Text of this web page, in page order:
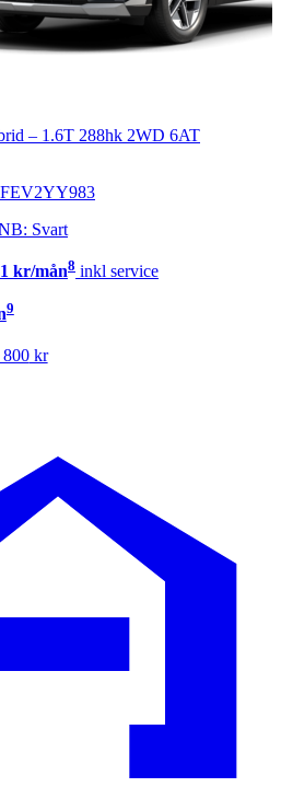
– 1.6T 288hk 2WD 6AT
Svart
kr/mån8 inkl service
9
kr